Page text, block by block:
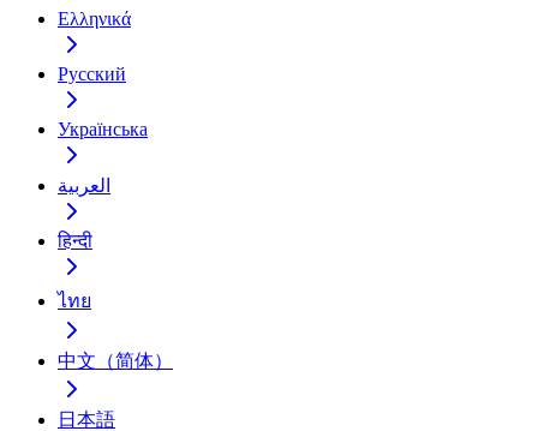
Ελληνικά
Русский
Українська
العربية
हिन्दी
ไทย
中文（简体）
日本語